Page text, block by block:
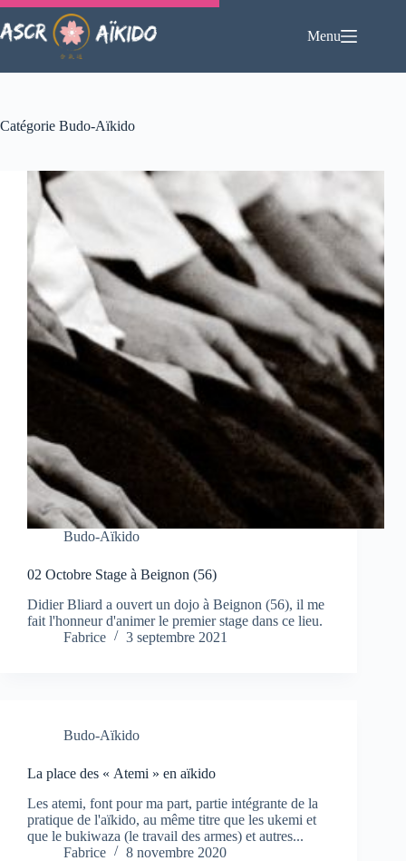
Passer
au
contenu
Menu
Catégorie Budo-Aïkido
Budo-Aïkido
02 Octobre Stage à Beignon (56)
Didier Bliard a ouvert un dojo à Beignon (56), il me
fait l'honneur d'animer le premier stage dans ce lieu.
Fabrice
3 septembre 2021
Budo-Aïkido
La place des « Atemi » en aïkido
Les atemi, font pour ma part, partie intégrante de la
pratique de l'aïkido, au même titre que les ukemi et
que le bukiwaza (le travail des armes) et autres...
Fabrice
8 novembre 2020